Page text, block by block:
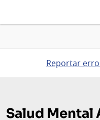
Reportar
deSalud Mental